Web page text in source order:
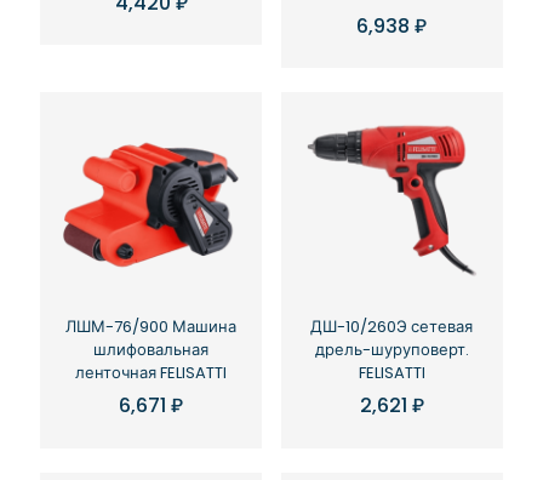
6,938₽
ЛШМ-76/900 Машина
шлифовальная
ленточная FELISATTI
6,671₽
ДШ-10/260Э сетевая
дрель-шуруповерт.
FELISATTI
2,621 ₽